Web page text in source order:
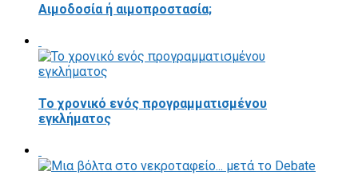
Αιμοδοσία ή αιμοπροστασία;
Το χρονικό ενός προγραμματισμένου
εγκλήματος